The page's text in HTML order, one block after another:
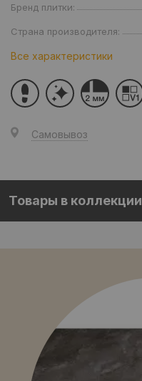
Бренд плитки:
Страна производителя:
Все характеристики
Самовывоз
Товары в коллекции